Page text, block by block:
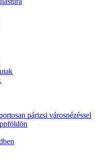
párizsi városnézéssel